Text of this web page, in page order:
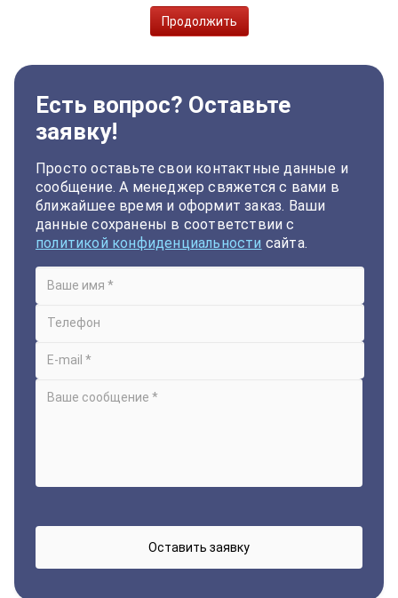
Продолжить
Есть вопрос? Оставьте
заявку!
Просто оставьте свои контактные данные и
сообщение. А менеджер свяжется с вами в
ближайшее время и оформит заказ. Ваши
данные сохранены в соответствии с
политикой конфиденциальности сайта.